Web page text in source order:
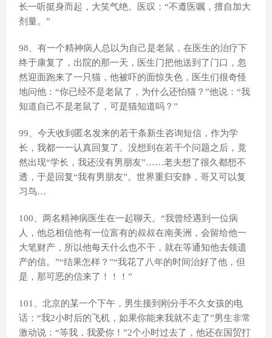
长一听挺身而起，大笑气绝。医叹：“不遵医嘱，擅自加大
剂量。”
98、有一个精神病人总以为自己是老鼠，在医生的治疗下
终于康复了，出院的那一天，医生门把他送到了门口，忽
然迎面跑来了一只猫，他被吓的面惊失色，医生们很奇怪
地问他：“你已经不是老鼠了，为什么还怕猫？”他说：“我
知道自己不是老鼠了，可是猫知道吗？”
99、今天收到匿名发来的若干条新生咨询短信，作为学
长，我都一一认真回复了。没想到在若干个问题之后，竟
然出现“学长，我还没有男朋友”……老夫想了很久都想不
透，于是回复“我有男朋友”。世界重归安静，哥又可以复
习鸟…
100、两名精神病医生在一起聊天。“我曾经遇到一位病
人，他总相信他有一位富有的叔叔在南美洲，会留给他一
大笔财产，所以他每天什么也不干，就在等通知他去领遗
产的信。”“结果怎样？”“我花了八年的时间治好了他，但
是，那可恶的信来了！！！”
101、北京的某一个下午，男生接到刚分手不久女孩的电
话：“我2小时后的飞机，如果你能来我就不走了”男生非常
激动说：“等我，我爱你！”2个小时过去了，他还在国贸打